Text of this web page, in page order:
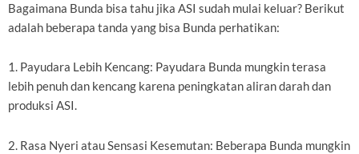
Bagaimana Bunda bisa tahu jika ASI sudah mulai keluar? Berikut
adalah beberapa tanda yang bisa Bunda perhatikan:
1. Payudara Lebih Kencang: Payudara Bunda mungkin terasa
lebih penuh dan kencang karena peningkatan aliran darah dan
produksi ASI.
2. Rasa Nyeri atau Sensasi Kesemutan: Beberapa Bunda mungkin